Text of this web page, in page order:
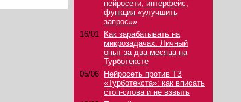
нейросети, интерфейс,
функция «улучшить
запрос»»
16/01
Как зарабатывать на
микрозадачах: Личный
опыт за два месяца на
Турботексте
05/06
Нейросеть против ТЗ
«Турботекста»: как вписать
стоп-слова и не взвыть